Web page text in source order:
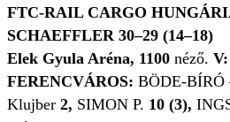
FTC-RAIL CARGO
SCHAEFFLER 30–29 (14–18)
Elek Gyula Aréna, 1100 néző. V:
FERENCVÁROS: BÖDE-BÍRÓ
Klujber 2, SIMON P. 10 (3),